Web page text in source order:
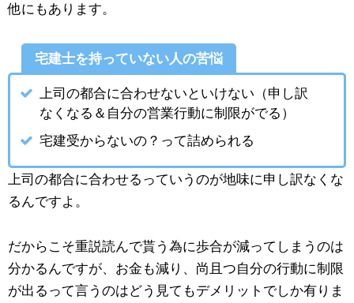
他にもあります。
宅建士を持っていない人の苦悩
上司の都合に合わせないといけない（申し訳
なくなる＆自分の営業行動に制限がでる）
宅建受からないの？って詰められる
上司の都合に合わせるっていうのが地味に申し訳なくな
るんですよ。
だからこそ重説読んで貰う為に歩合が減ってしまうのは
分かるんですが、お金も減り、尚且つ自分の行動に制限
が出るって言うのはどう見てもデメリットでしか有りま